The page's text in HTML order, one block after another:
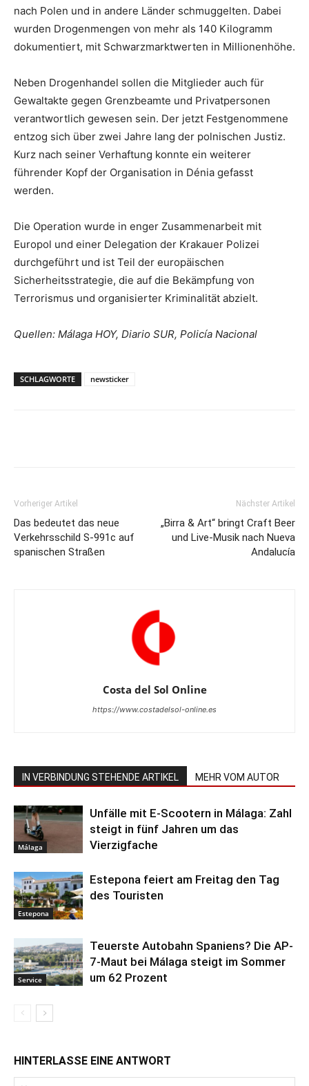
nach Polen und in andere Länder schmuggelten. Dabei
wurden Drogenmengen von mehr als 140 Kilogramm
dokumentiert, mit Schwarzmarktwerten in Millionenhöhe.
Neben Drogenhandel sollen die Mitglieder auch für
Gewaltakte gegen Grenzbeamte und Privatpersonen
verantwortlich gewesen sein. Der jetzt Festgenommene
entzog sich über zwei Jahre lang der polnischen Justiz.
Kurz nach seiner Verhaftung konnte ein weiterer
führender Kopf der Organisation in Dénia gefasst
werden.
Die Operation wurde in enger Zusammenarbeit mit
Europol und einer Delegation der Krakauer Polizei
durchgeführt und ist Teil der europäischen
Sicherheitsstrategie, die auf die Bekämpfung von
Terrorismus und organisierter Kriminalität abzielt.
Quellen: Málaga HOY, Diario SUR, Policía Nacional
SCHLAGWORTE newsticker
Vorheriger Artikel
Das bedeutet das neue
Verkehrsschild S-991c auf
spanischen Straßen
Nächster Artikel
„Birra & Art“ bringt Craft Beer
und Live-Musik nach Nueva
Andalucía
Costa del Sol Online
https://www.costadelsol-online.es
IN VERBINDUNG STEHENDE ARTIKEL MEHR VOM AUTOR
Málaga
Unfälle mit E-Scootern in Málaga: Zahl
steigt in fünf Jahren um das
Vierzigfache
Estepona
Estepona feiert am Freitag den Tag
des Touristen
Service
Teuerste Autobahn Spaniens? Die AP-
7-Maut bei Málaga steigt im Sommer
um 62 Prozent
HINTERLASSE EINE ANTWORT